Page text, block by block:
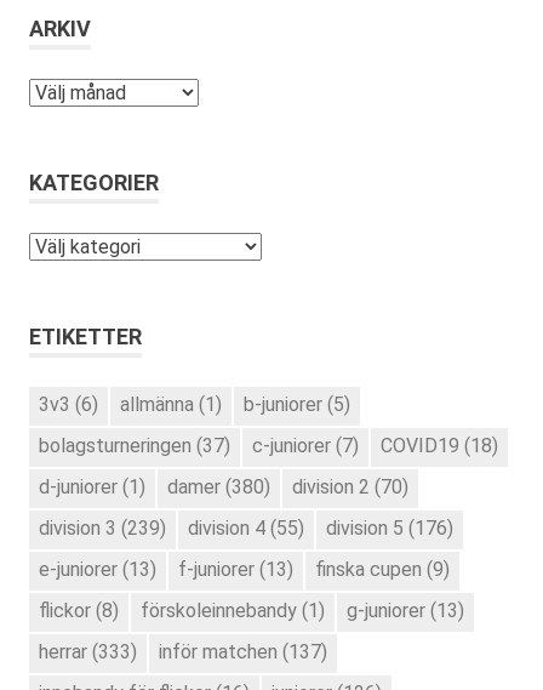
ARKIV
Arkiv
KATEGORIER
Kategorier
ETIKETTER
3v3 (6) allmänna (1) b-juniorer (5)
bolagsturneringen (37) c-juniorer (7) COVID19 (18)
d-juniorer (1) damer (380) division 2 (70)
division 3 (239) division 4 (55) division 5 (176)
e-juniorer (13) f-juniorer (13) finska cupen (9)
flickor (8) förskoleinnebandy (1) g-juniorer (13)
herrar (333) inför matchen (137)